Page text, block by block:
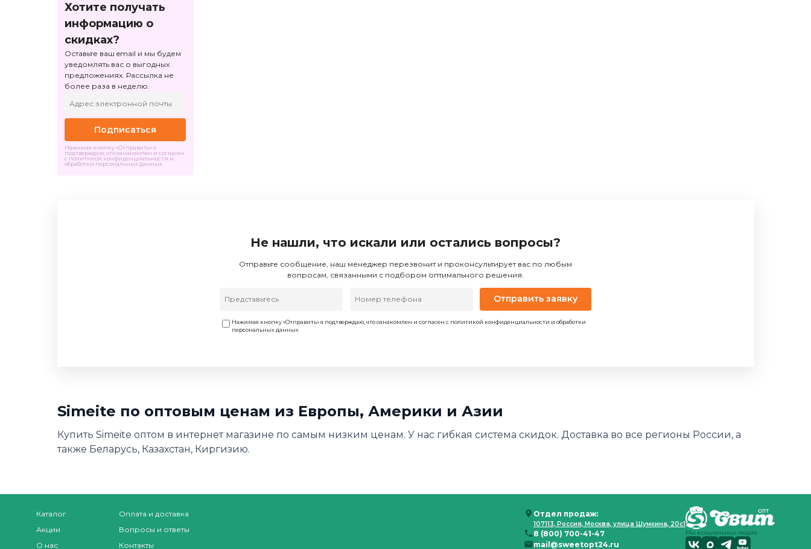
Хотите получать
информацию о
скидках?
Оставьте ваш email и мы будем
уведомлять вас о выгодных
предложениях. Рассылка не
более раза в неделю.
Подписаться
Нажимая кнопку «Отправить» я
подтверждаю, что ознакомлен и согласен
с политикой конфиденциальности и
обработки персональных данных
Не нашли, что искали или остались вопросы?
Отправьте сообщение, наш менеджер перезвонит и проконсультирует вас по любым
вопросам, связанными с подбором оптимального решения.
Отправить заявку
Нажимая кнопку «Отправить» я подтверждаю, что ознакомлен и согласен с политикой конфиденциальности и обработки
персональных данных
Simeite по оптовым ценам из Европы, Америки и Азии
Купить Simeite оптом в интернет магазине по самым низким ценам. У нас гибкая система скидок. Доставка во все регионы России, а
также Беларусь, Казахстан, Киргизию.
Каталог
Акции
О нас
Оплата и доставка
Вопросы и ответы
Контакты
Отдел продаж:
107113, Россия, Москва, улица Шумкина, 20с1
8 (800) 700-41-47
mail@sweetopt24.ru
Мы в социальных медиа: